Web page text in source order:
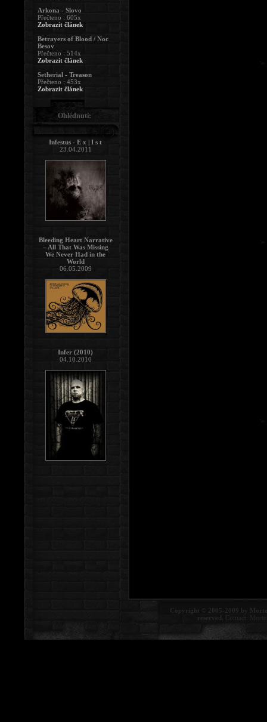
Copyright © 2005-2009 by
reserved. Contact:
Arkona - Slovo
Přečteno : 605x
Zobrazit článek
Betrayers of Blood / Noc
Besov
Přečteno : 514x
Zobrazit článek
Setherial - Treason
Přečteno : 453x
Zobrazit článek
Ohlédnutí:
Infestus - E x | I s t
23.04.2011
Bleeding Heart Narrative
– All That Was Missing
We Never Had in the
World
06.05.2009
Infer (2010)
04.10.2010